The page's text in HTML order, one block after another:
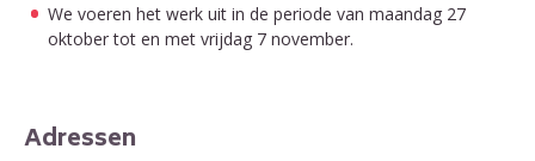
We voeren het werk uit in de periode van maandag 27
oktober tot en met vrijdag 7 november.
Adressen